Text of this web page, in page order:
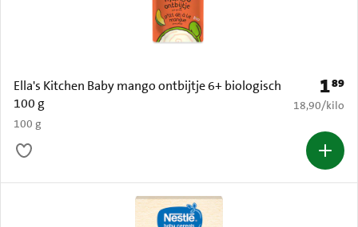
Ella's Kitchen Baby mango ontbijtje 6+ biologisch
100 g
100 g
Prijs:
189
€ 18,90 per
18,90/kilo